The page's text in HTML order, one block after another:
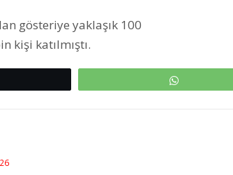
gösteriye yaklaşık 100
kişi katılmıştı.